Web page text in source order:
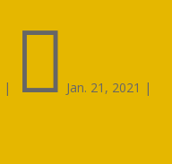
|  Jan. 21, 2021 |